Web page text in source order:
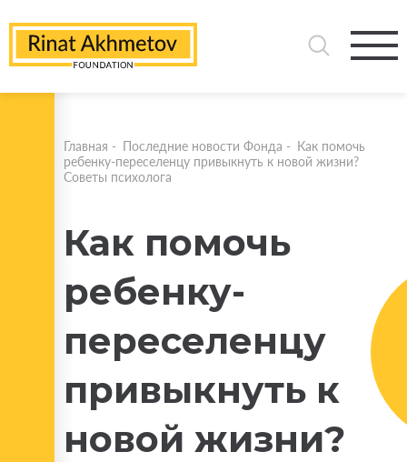
Главная - Последние новости Фонда - Как помочь
ребенку-переселенцу привыкнуть к новой жизни?
Советы психолога
Как помочь
ребенку-
переселенцу
привыкнуть к
новой жизни?